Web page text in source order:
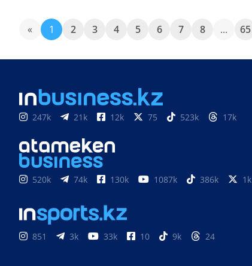
« 1 2 3 4 5 6 7 8 ... 65
247k 21k 12k 75 523k 17k
520k 74k 130k 1087k 386k 1k
851 3k 33k 10 9k 24